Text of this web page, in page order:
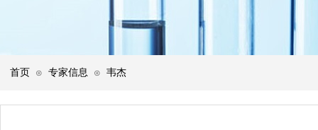
首页 ⊙ 专家信息 ⊙ 韦杰